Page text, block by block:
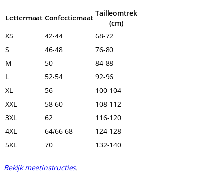
Lettermaat Confectiemaat
Tailleomtrek
(cm)
XS
42-44
68-72
S
46-48
76-80
M
50
84-88
L
52-54
92-96
XL
56
100-104
XXL
58-60
108-112
3XL
62
116-120
4XL
64/66 68
124-128
5XL
70 132-140
Bekijk meetinstructies.